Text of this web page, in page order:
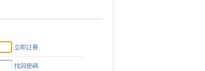
立即註冊
找回密碼